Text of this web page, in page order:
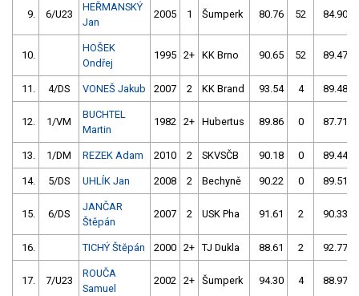
9. 6/U23
HEŘMANSKÝ
Jan
2005 1 Šumperk 80.76 52 84.90
10.
HOŠEK
Ondřej
1995 2+ KK Brno 90.65 52 89.47
11. 4/DS VONEŠ Jakub 2007 2 KK Brand 93.54 4 89.48
12. 1/VM
BUCHTEL
Martin
1982 2+ Hubertus 89.86 0 87.71
13. 1/DM REZEK Adam 2010 2 SKVSČB 90.18 0 89.44
14. 5/DS UHLÍK Jan 2008 2 Bechyně 90.22 0 89.51
15. 6/DS
JANČAR
Štěpán
2007 2 USK Pha 91.61 2 90.33
16. TICHÝ Štěpán 2000 2+ TJ Dukla 88.61 2 92.77
17. 7/U23
ROUČA
Samuel
2002 2+ Šumperk 94.30 4 88.97